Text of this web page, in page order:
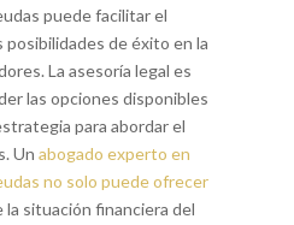
puede facilitar el
posibilidades de éxito en la
La asesoría legal es
las opciones disponibles
para abordar el
Un abogado experto en
no solo puede ofrecer
la situación financiera del